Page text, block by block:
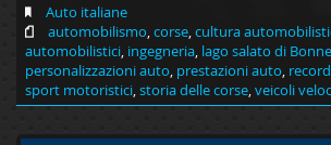
Auto italiane
automobilismo,corse,cultura
automobilistici, ingegneria, lago salato di
personalizzazioni auto, prestazioni auto, record
sport motoristici,storia delle corse,veicoli